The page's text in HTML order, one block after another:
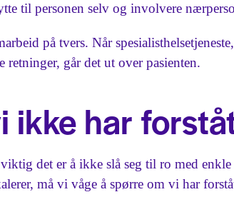
til personen selv og involvere
på tvers. Når
går det ut over pasienten.
ikke har
det er å ikke slå seg til ro med
må vi våge å spørre om vi har